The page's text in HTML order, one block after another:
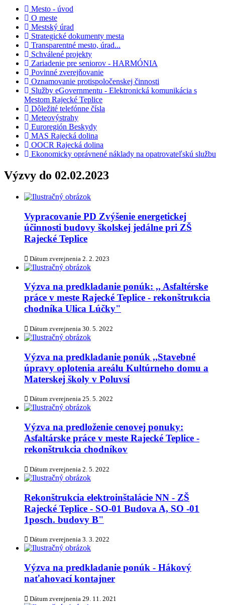
Mesto - úvod
O meste
Mestský úrad
Strategické dokumenty mesta
Transparentné mesto, úrad...
Schválené projekty
Zariadenie pre seniorov - HARMÓNIA
Povinné zverejňovanie
Oznamovanie protispoločenskej činnosti
Služby eGovernmentu - Elektronická komunikácia s
Mestom Rajecké Teplice
Dôležité telefónne čísla
Meteovýstrahy
Euroregión Beskydy
MAS Rajecká dolina
OOCR Rajecká dolina
Ekonomicky oprávnené náklady na opatrovateľskú službu
Výzvy do 02.02.2023
Vypracovanie PD Zvýšenie energetickej
účinnosti budovy školskej jedálne pri ZŠ
Rajecké Teplice
Dátum zverejnenia 2. 2. 2023
Výzva na predkladanie ponúk: ,, Asfaltérske
práce v meste Rajecké Teplice - rekonštrukcia
chodníka Ulica Lúčky"
Dátum zverejnenia 30. 5. 2022
Výzva na predkladanie ponúk ,,Stavebné
úpravy oplotenia areálu Kultúrneho domu a
Materskej školy v Poluvsí
Dátum zverejnenia 25. 5. 2022
Výzva na predloženie cenovej ponuky:
Asfaltárske práce v meste Rajecké Teplice -
rekonštrukcia chodníkov
Dátum zverejnenia 2. 5. 2022
Rekonštrukcia elektroinštalácie NN - ZŠ
Rajecké Teplice - SO-01 Budova A, SO -01
1posch. budovy B"
Dátum zverejnenia 3. 3. 2022
Výzva na predkladanie ponúk - Hákový
naťahovací kontajner
Dátum zverejnenia 29. 11. 2021